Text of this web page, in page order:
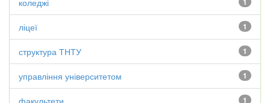
коледжі
1
ліцеї
1
структура ТНТУ
1
управління університетом
1
факультети